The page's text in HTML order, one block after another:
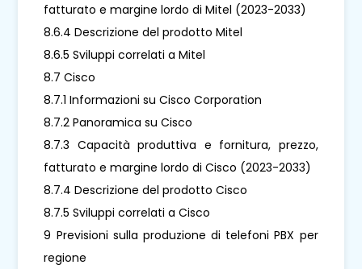
fatturato e margine lordo di Mitel (2023-2033)
8.6.4 Descrizione del prodotto Mitel
8.6.5 Sviluppi correlati a Mitel
8.7 Cisco
8.7.1 Informazioni su Cisco Corporation
8.7.2 Panoramica su Cisco
8.7.3 Capacità produttiva e fornitura, prezzo,
fatturato e margine lordo di Cisco (2023-2033)
8.7.4 Descrizione del prodotto Cisco
8.7.5 Sviluppi correlati a Cisco
9 Previsioni sulla produzione di telefoni PBX per
regione